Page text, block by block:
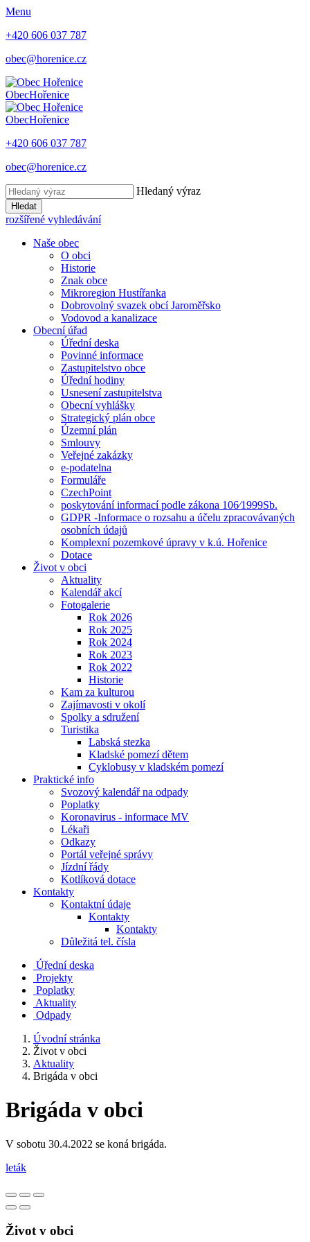
Menu
+420 606 037 787
obec@horenice.cz
ObecHořenice
ObecHořenice
+420 606 037 787
obec@horenice.cz
Hledaný výraz
Hledat
rozšířené vyhledávání
Naše obec
O obci
Historie
Znak obce
Mikroregion Hustířanka
Dobrovolný svazek obcí Jaroměřsko
Vodovod a kanalizace
Obecní úřad
Úřední deska
Povinné informace
Zastupitelstvo obce
Úřední hodiny
Usnesení zastupitelstva
Obecní vyhlášky
Strategický plán obce
Územní plán
Smlouvy
Veřejné zakázky
e-podatelna
Formuláře
CzechPoint
poskytování informací podle zákona 106⁄1999Sb.
GDPR -Informace o rozsahu a účelu zpracovávaných
osobních údajů
Komplexní pozemkové úpravy v k.ú. Hořenice
Dotace
Život v obci
Aktuality
Kalendář akcí
Fotogalerie
Rok 2026
Rok 2025
Rok 2024
Rok 2023
Rok 2022
Historie
Kam za kulturou
Zajímavosti v okolí
Spolky a sdružení
Turistika
Labská stezka
Kladské pomezí dětem
Cyklobusy v kladském pomezí
Praktické info
Svozový kalendář na odpady
Poplatky
Koronavirus - informace MV
Lékaři
Odkazy
Portál veřejné správy
Jízdní řády
Kotlíková dotace
Kontakty
Kontaktní údaje
Kontakty
Kontakty
Důležitá tel. čísla
Úřední deska
Projekty
Poplatky
Aktuality
Odpady
Úvodní stránka
Život v obci
Aktuality
Brigáda v obci
Brigáda v obci
V sobotu 30.4.2022 se koná brigáda.
leták
Život v obci